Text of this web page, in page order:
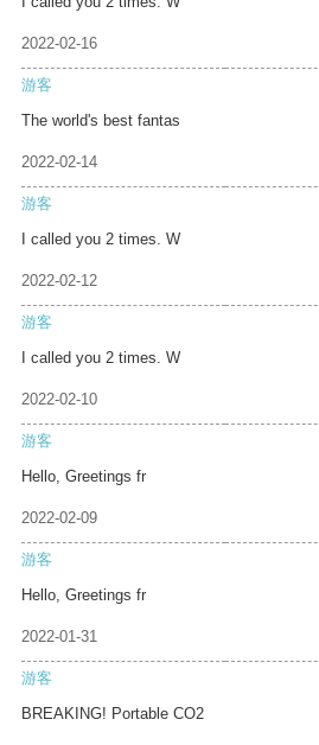
2022-02-16
游客
The world's best fantas
2022-02-14
游客
I called you 2 times. W
2022-02-12
游客
I called you 2 times. W
2022-02-10
游客
Hello, Greetings fr
2022-02-09
游客
Hello, Greetings fr
2022-01-31
游客
BREAKING! Portable CO2